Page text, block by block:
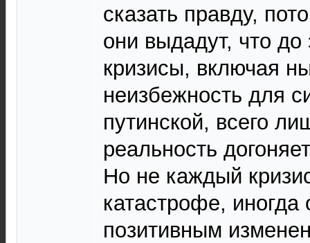
сказать правду,
они выдадут, что до
кризисы, включая
неизбежность для
путинской, всего
реальность
Но не каждый
катастрофе,
позитивным